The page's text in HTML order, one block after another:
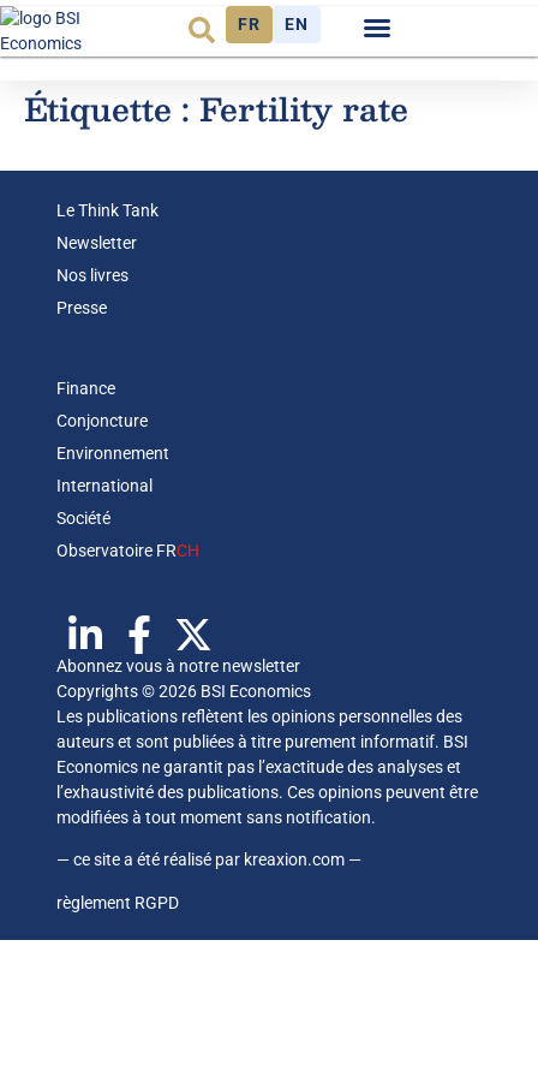
FR EN
Étiquette : Fertility rate
Le Think Tank
Newsletter
Nos livres
Presse
Finance
Conjoncture
Environnement
International
Société
Observatoire FRCH
Abonnez vous à notre newsletter
Copyrights © 2026 BSI Economics
Les publications reflètent les opinions personnelles des
auteurs et sont publiées à titre purement informatif. BSI
Economics ne garantit pas l’exactitude des analyses et
l’exhaustivité des publications. Ces opinions peuvent être
modifiées à tout moment sans notification.
— ce site a été réalisé par kreaxion.com —
règlement RGPD